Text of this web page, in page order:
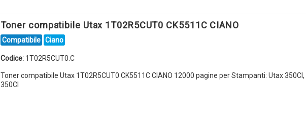
Toner compatibile Utax 1T02R5CUT0 CK5511C CIANO
Compatibile Ciano
Codice: 1T02R5CUT0.C
Toner compatibile Utax 1T02R5CUT0 CK5511C CIANO 12000 pagine per Stampanti: Utax
350CI